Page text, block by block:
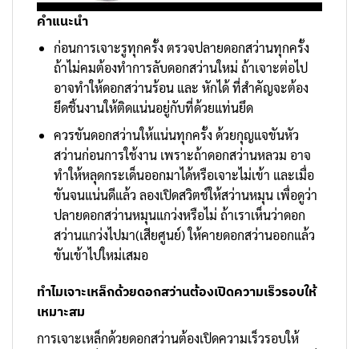
คำแนะนำ
ก่อนการเจาะรูทุกครั้ง ตรวจปลายดอกสว่านทุกครั้ง
ถ้าไม่คมต้องทำการลับดอกสว่านใหม่ ถ้าเจาะต่อไป
อาจทำให้ดอกสว่านร้อน และ หักได้ ที่สำคัญจะต้อง
ยึดชิ้นงานให้ติดแน่นอยู่กับที่ด้วยแท่นยึด
ควรขันดอกสว่านให้แน่นทุกครั้ง ด้วยกุญแจขันหัว
สว่านก่อนการใช้งาน เพราะถ้าดอกสว่านหลวม อาจ
ทำให้หลุดกระเด็นออกมาได้หรือเจาะไม่เข้า และเมื่อ
ขันจนแน่นดีแล้ว ลองเปิดสวิตช์ให้สว่านหมุน เพื่อดูว่า
ปลายดอกสว่านหมุนแกว่งหรือไม่ ถ้าเราเห็นว่าดอก
สว่านแกว่งไปมา(เสียศูนย์) ให้คายดอกสว่านออกแล้ว
ขันเข้าไปใหม่เสมอ
ทำไมเจาะเหล็กด้วยดอกสว่านต้องเปิดความเร็วรอบให้
เหมาะสม
การเจาะเหล็กด้วยดอกสว่านต้องเปิดความเร็วรอบให้